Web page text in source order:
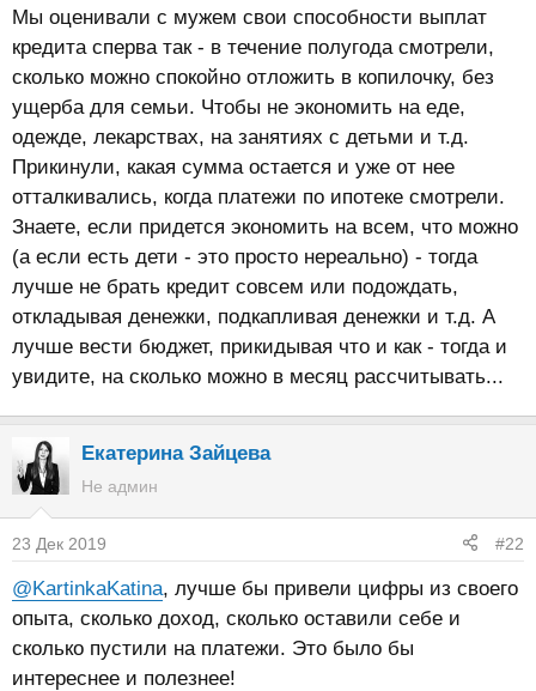
Мы оценивали с мужем свои способности выплат
кредита сперва так - в течение полугода смотрели,
сколько можно спокойно отложить в копилочку, без
ущерба для семьи. Чтобы не экономить на еде,
одежде, лекарствах, на занятиях с детьми и т.д.
Прикинули, какая сумма остается и уже от нее
отталкивались, когда платежи по ипотеке смотрели.
Знаете, если придется экономить на всем, что можно
(а если есть дети - это просто нереально) - тогда
лучше не брать кредит совсем или подождать,
откладывая денежки, подкапливая денежки и т.д. А
лучше вести бюджет, прикидывая что и как - тогда и
увидите, на сколько можно в месяц рассчитывать...
Екатерина Зайцева
Не админ
23 Дек 2019 #22
@KartinkaKatina, лучше бы привели цифры из своего
опыта, сколько доход, сколько оставили себе и
сколько пустили на платежи. Это было бы
интереснее и полезнее!